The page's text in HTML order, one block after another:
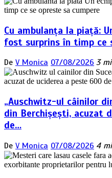
Cu ambulanța la piață:
fost surprins în timp ce
De V Monica 07/08/2026 3
„Auschwitz-ul câinilor
din Berchișești, acuzat
de…
De V Monica 07/08/2026 4